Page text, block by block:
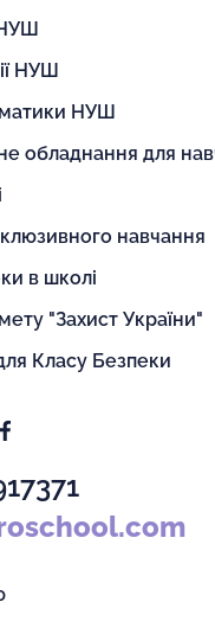
НУШ
НУШ
НУШ
обладнання для
навчання
в школі
"Захист України"
Класу Безпеки
Facebook